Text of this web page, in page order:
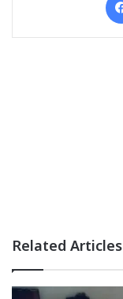
Related Articles